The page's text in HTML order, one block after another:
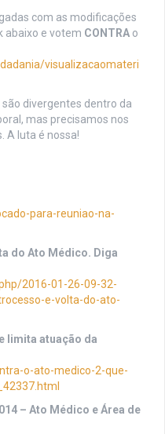
com as modificações
abaixo e votem CONTRA o
visualizacaomateri
divergentes dentro da
mas precisamos nos
A luta é nossa!
para-reuniao-na-
do Ato Médico. Diga
2016-01-26-09-32-
e-volta-do-ato-
limita atuação da
o-ato-medico-2-que-
– Ato Médico e Área de